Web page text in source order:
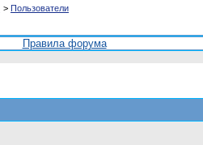
> Пользователи
Правила форума